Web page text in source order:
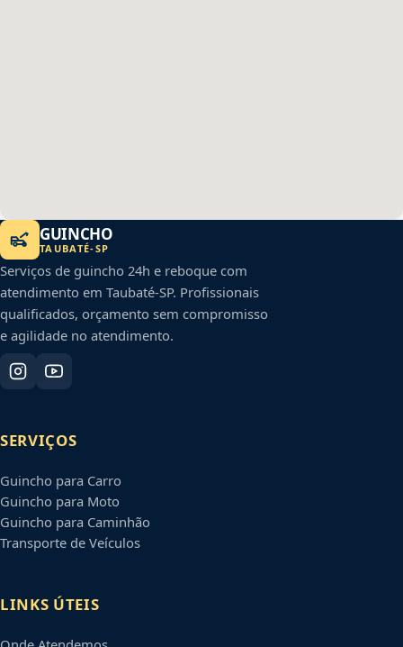
GUINCHO
TAUBATÉ-SP
Serviços de guincho 24h e reboque com
atendimento em Taubaté-SP. Profissionais
qualificados, orçamento sem compromisso
e agilidade no atendimento.
SERVIÇOS
Guincho para Carro
Guincho para Moto
Guincho para Caminhão
Transporte de Veículos
LINKS ÚTEIS